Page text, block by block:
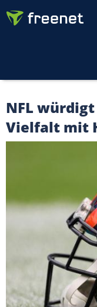
NFL
Vielfalt mit